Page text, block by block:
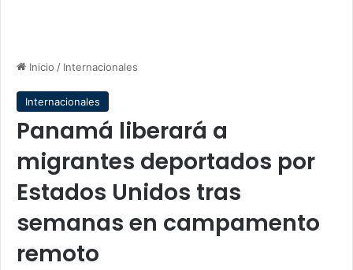
Inicio / Internacionales
Internacionales
Panamá liberará a
migrantes deportados por
Estados Unidos tras
semanas en campamento
remoto